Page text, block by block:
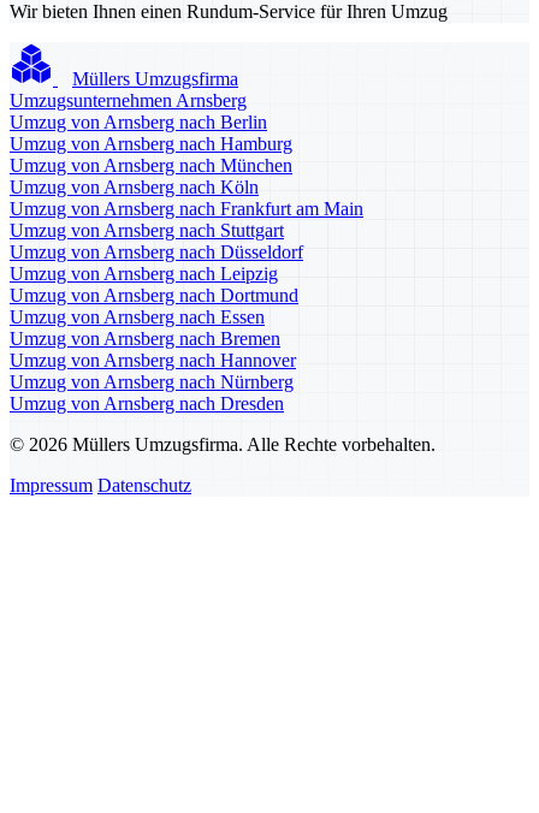
Wir bieten Ihnen einen Rundum-Service für Ihren Umzug
Müllers Umzugsfirma
Umzugsunternehmen Arnsberg
Umzug von Arnsberg nach Berlin
Umzug von Arnsberg nach Hamburg
Umzug von Arnsberg nach München
Umzug von Arnsberg nach Köln
Umzug von Arnsberg nach Frankfurt am Main
Umzug von Arnsberg nach Stuttgart
Umzug von Arnsberg nach Düsseldorf
Umzug von Arnsberg nach Leipzig
Umzug von Arnsberg nach Dortmund
Umzug von Arnsberg nach Essen
Umzug von Arnsberg nach Bremen
Umzug von Arnsberg nach Hannover
Umzug von Arnsberg nach Nürnberg
Umzug von Arnsberg nach Dresden
© 2026 Müllers Umzugsfirma. Alle Rechte vorbehalten.
Impressum Datenschutz